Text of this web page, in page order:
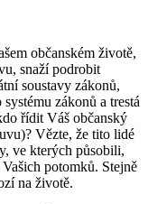
občanském životě,
snaží podrobit
soustavy zákonů,
zákonů a trestá
řídit Váš občanský
Vězte, že tito lidé
ve kterých působili,
potomků. Stejně
na životě.